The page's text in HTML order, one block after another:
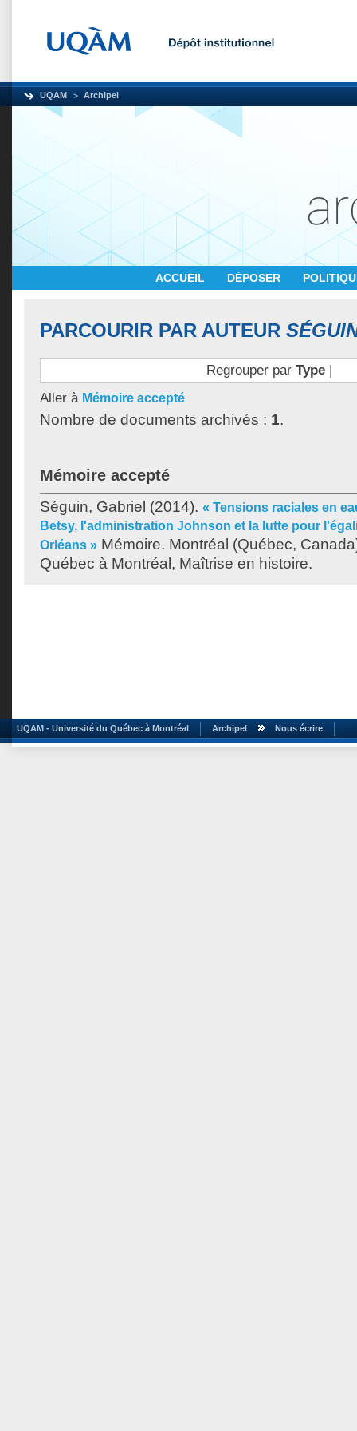
UQAM Archipel
ACCUEIL DÉPOSER
PARCOURIR PAR AUTEUR
Regrouper par Type|
Aller à Mémoire accepté
Nombre de documents archivés : 1.
Mémoire accepté
Séguin, Gabriel (2014). « Tensions raciales en
Betsy, l'administration Johnson et la lutte pour
Orléans » Mémoire. Montréal (Québec,
Québec à Montréal, Maîtrise en histoire.
UQAM - Université du Québec à Montréal Archipel Nous écrire